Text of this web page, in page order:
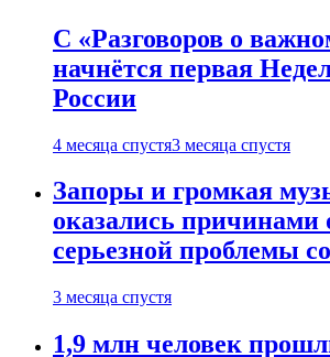
С «Разговоров о
начнётся первая
России
4 месяца спустя3 месяца спустя
Запоры и громкая
оказались причинами
серьезной проблемы
3 месяца спустя
1,9 млн человек